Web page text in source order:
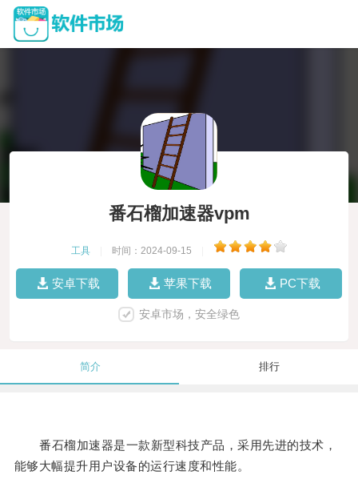
番石榴加速器vpm
工具 时间：2024-09-15
安卓下载 苹果下载 PC下载
安卓市场，安全绿色
简介 排行
番石榴加速器是一款新型科技产品，采用先进的技术，
能够大幅提升用户设备的运行速度和性能。